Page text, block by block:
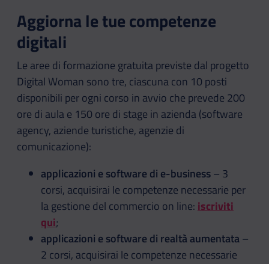
Aggiorna le tue competenze
digitali
Le aree di formazione gratuita previste dal progetto
Digital Woman sono tre, ciascuna con 10 posti
disponibili per ogni corso in avvio che prevede 200
ore di aula e 150 ore di stage in azienda (software
agency, aziende turistiche, agenzie di
comunicazione):
applicazioni e software di e-business– 3
corsi, acquisirai le competenze necessarie per
la gestione del commercio on line: iscriviti
qui;
applicazioni e software di realtà aumentata–
2 corsi, acquisirai le competenze necessarie